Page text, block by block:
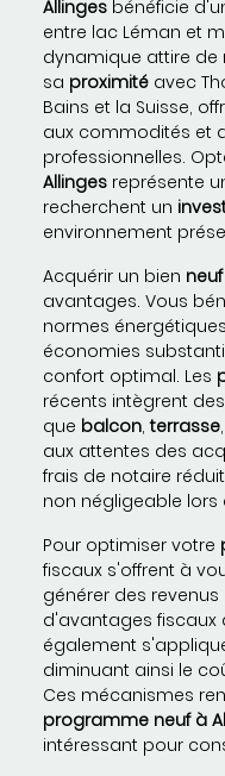
Allinges bénéficie
entre lac Léman et
dynamique attire
sa proximité avec
Bains et la Suisse,
aux commodités et
professionnelles.
Allinges représente
recherchent un
environnement
Acquérir un bien neuf
avantages. Vous
normes
économies
confort optimal. Les
récents intègrent
que balcon,terrasse,
aux attentes des
frais de notaire
non négligeable lors
Pour optimiser votre
fiscaux s'offrent à
générer des
d'avantages fiscaux
également
diminuant ainsi le
Ces mécanismes
programme neuf à
intéressant pour